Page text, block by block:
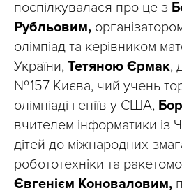
поспілкувалася про це з
Рубльовим,
олімпіад та керівником
України, Тетяною Єрмак,
№ 157 Києва, чий учень
олімпіаді геніїв у США,
вчителем інформатики із
дітей до міжнародних
робототехніки та
Євгенієм Коноваловим,